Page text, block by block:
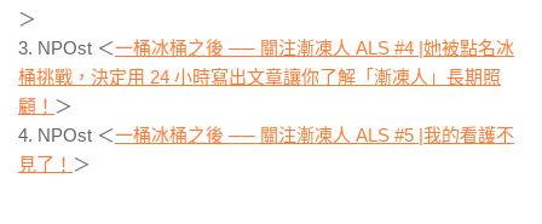
＞
3. NPOst ＜一桶冰桶之後 ── 關注漸凍人 ALS #4 |她被點名冰
桶挑戰，決定用 24 小時寫出文章讓你了解「漸凍人」長期照
顧！ ＞
4. NPOst ＜一桶冰桶之後 ── 關注漸凍人 ALS #5 |我的看護不
見了！ ＞